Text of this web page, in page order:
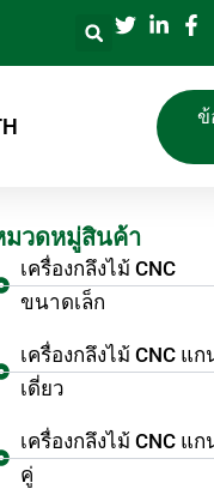
ข้
มวดหมู่สินค้า
เครื่องกลึงไม้ CNC
ขนาดเล็ก
เครื่องกลึงไม้ CNC แก
เดี่ยว
เครื่องกลึงไม้ CNC แก
คู่